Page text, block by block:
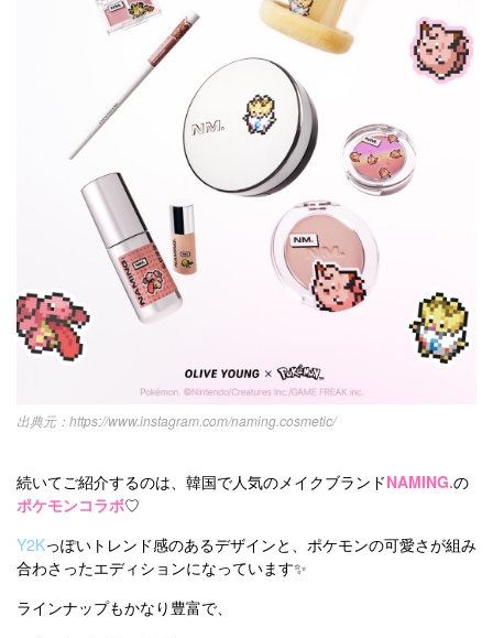
https://www.instagram.com/naming.cosmetic/
続いてご紹介するのは、韓国で人気のメイクブランドNAMING.の
ポケモンコラボ♡
Y2Kっぽいトレンド感のあるデザインと、ポケモンの可愛さが組み
合わさったエディションになっています✨
ラインナップもかなり豊富で、